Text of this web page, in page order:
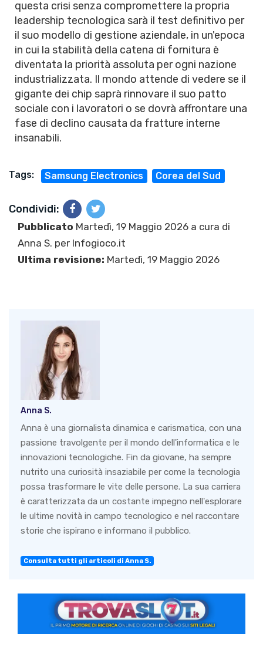
questa crisi senza compromettere la propria
leadership tecnologica sarà il test definitivo per
il suo modello di gestione aziendale, in un'epoca
in cui la stabilità della catena di fornitura è
diventata la priorità assoluta per ogni nazione
industrializzata. Il mondo attende di vedere se il
gigante dei chip saprà rinnovare il suo patto
sociale con i lavoratori o se dovrà affrontare una
fase di declino causata da fratture interne
insanabili.
Tags: Samsung Electronics Corea del Sud
Condividi:
Pubblicato Martedì, 19 Maggio 2026 a cura di
Anna S. per Infogioco.it
Ultima revisione: Martedì, 19 Maggio 2026
Anna S.
Anna è una giornalista dinamica e carismatica, con una
passione travolgente per il mondo dell'informatica e le
innovazioni tecnologiche. Fin da giovane, ha sempre
nutrito una curiosità insaziabile per come la tecnologia
possa trasformare le vite delle persone. La sua carriera
è caratterizzata da un costante impegno nell'esplorare
le ultime novità in campo tecnologico e nel raccontare
storie che ispirano e informano il pubblico.
Consulta tutti gli articoli di Anna S.